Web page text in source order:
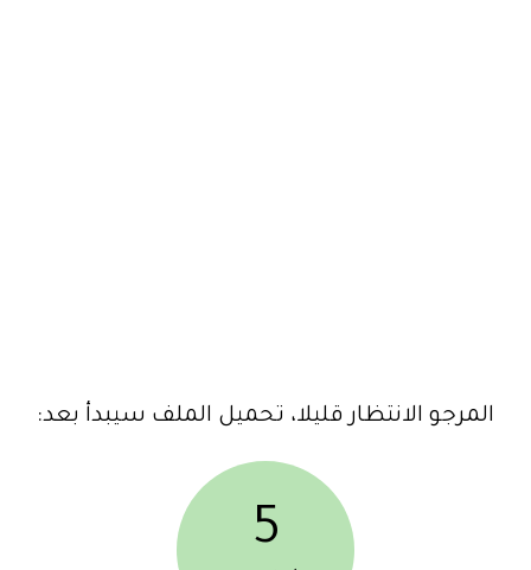
المرجو الانتظار قليلا، تحميل الملف سيبدأ بعد:
5